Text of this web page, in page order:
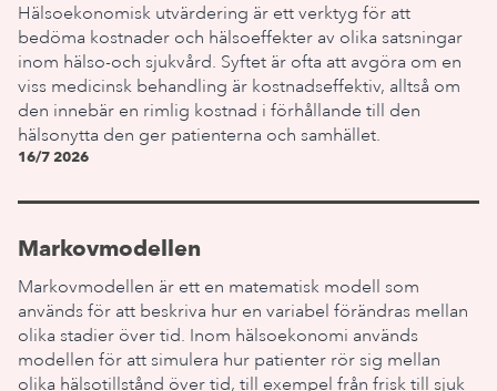
Hälsoekonomisk utvärdering är ett verktyg för att
bedöma kostnader och hälsoeffekter av olika satsningar
inom hälso-och sjukvård. Syftet är ofta att avgöra om en
viss medicinsk behandling är kostnadseffektiv, alltså om
den innebär en rimlig kostnad i förhållande till den
hälsonytta den ger patienterna och samhället.
16/7 2026
Markovmodellen
Markovmodellen är ett en matematisk modell som
används för att beskriva hur en variabel förändras mellan
olika stadier över tid. Inom hälsoekonomi används
modellen för att simulera hur patienter rör sig mellan
olika hälsotillstånd över tid, till exempel från frisk till sjuk